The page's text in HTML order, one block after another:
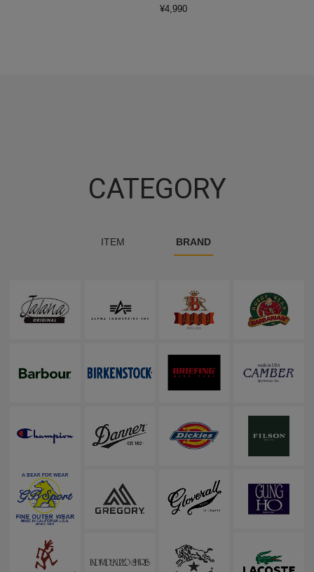
¥4,990
CATEGORY
ITEM BRAND